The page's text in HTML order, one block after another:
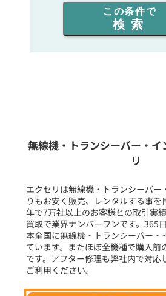
同時通話人数を選ぶ
フリーワード入力(製品
選択条件をリセ
この条件で
検索
無線機・トランシーバー・イ
リ
エクセリは無線機・トランシーバー
りもお安く販売、レンタルする事を
年で7万社以上のお客様との取引実
買取で業界ナンバーワンです。365
本全国に無線機・トランシーバー・
ています。またほぼ全機種で購入前
です。アフター修理も弊社内で対応
ご利用ください。